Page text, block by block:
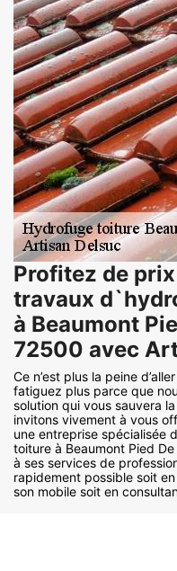
Profitez de
travaux
à Beaumont
72500 avec
Ce n’est plus la peine
fatiguez plus parce que
solution qui vous sauvera
invitons vivement à vous
une entreprise spécialisée
toiture à Beaumont Pied
à ses services de
rapidement possible soit
son mobile soit en